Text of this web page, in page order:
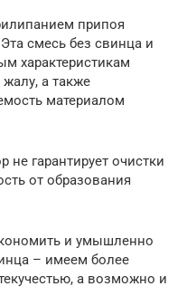
припоя
смесь без свинца и
характеристикам
а также
материалом
не гарантирует очистки
от образования
и умышленно
– имеем более
а возможно и